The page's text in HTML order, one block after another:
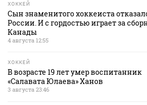
ХОККЕЙ
Сын знаменитого хоккеиста
России. И с гордостью играет за
Канады
4 августа 12:55
ХОККЕЙ
В возрасте 19 лет умер воспитанник
«Салавата Юлаева» Ханов
3 августа 23:46